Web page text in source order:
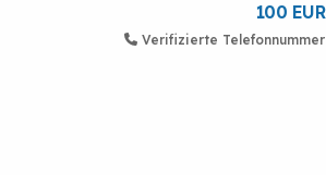
100 EUR
Verifizierte Telefonnummer